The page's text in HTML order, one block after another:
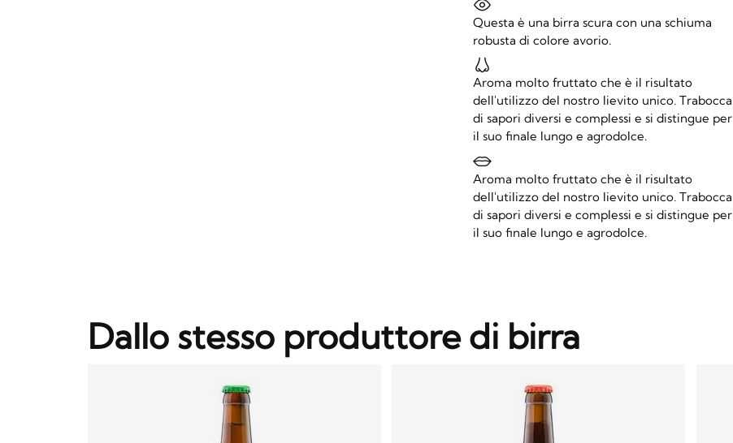
Questa è una birra scura con una schiuma
robusta di colore avorio.
Aroma molto fruttato che è il risultato
dell'utilizzo del nostro lievito unico. Trabocca
di sapori diversi e complessi e si distingue per
il suo finale lungo e agrodolce.
Aroma molto fruttato che è il risultato
dell'utilizzo del nostro lievito unico. Trabocca
di sapori diversi e complessi e si distingue per
il suo finale lungo e agrodolce.
Dallo stesso produttore di birra